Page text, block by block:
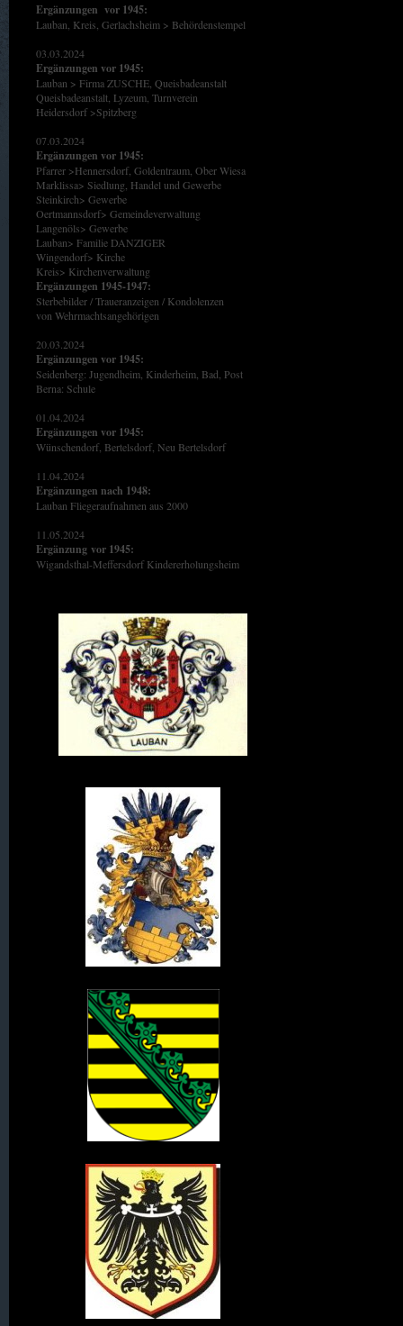
Ergänzungen vor 1945:
Lauban, Kreis, Gerlachsheim > Behördenstempel
03.03.2024
Ergänzungen vor 1945:
Lauban > Firma ZUSCHE, Queisbadeanstalt
Queisbadeanstalt, Lyzeum, Turnverein
Heidersdorf >Spitzberg
07.03.2024
Ergänzungen vor 1945:
Pfarrer >Hennersdorf, Goldentraum, Ober Wiesa
Marklissa> Siedlung, Handel und Gewerbe
Steinkirch> Gewerbe
Oertmannsdorf> Gemeindeverwaltung
Langenöls> Gewerbe
Lauban> Familie DANZIGER
Wingendorf> Kirche
Kreis> Kirchenverwaltung
Ergänzungen 1945-1947:
Sterbebilder / Traueranzeigen / Kondolenzen
von Wehrmachtsangehörigen
20.03.2024
Ergänzungen vor 1945:
Seidenberg: Jugendheim, Kinderheim, Bad, Post
Berna: Schule
01.04.2024
Ergänzungen vor 1945:
Wünschendorf, Bertelsdorf, Neu Bertelsdorf
11.04.2024
Ergänzungen nach 1948:
Lauban Fliegeraufnahmen aus 2000
11.05.2024
Ergänzung vor 1945:
Wigandsthal-Meffersdorf Kindererholungsheim